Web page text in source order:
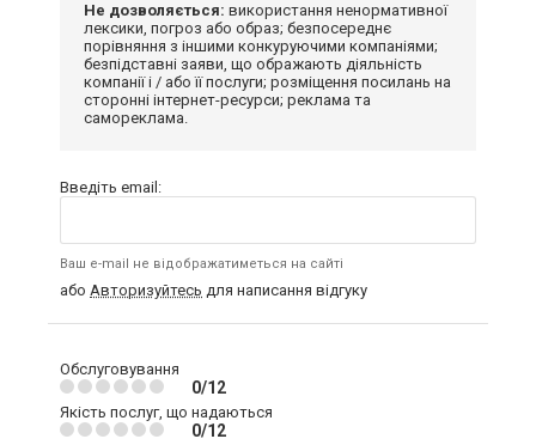
Не дозволяється: використання ненормативної
лексики, погроз або образ; безпосереднє
порівняння з іншими конкуруючими компаніями;
безпідставні заяви, що ображають діяльність
компанії і / або її послуги; розміщення посилань на
сторонні інтернет-ресурси; реклама та
самореклама.
Введіть email:
Ваш e-mail не відображатиметься на сайті
або Авторизуйтесь для написання відгуку
Обслуговування
0/12
Якість послуг, що надаються
0/12